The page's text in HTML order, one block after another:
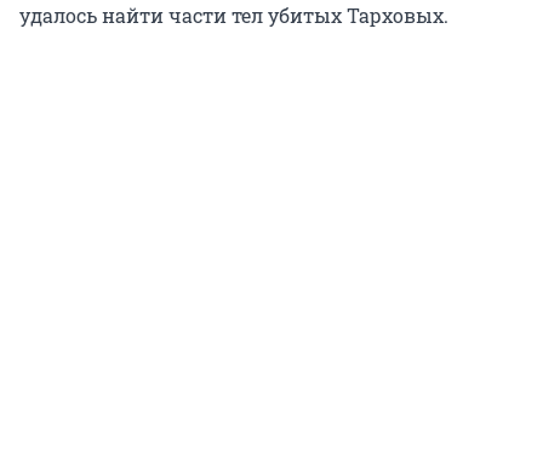
удалось найти части тел убитых Тарховых.